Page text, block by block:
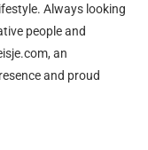
Always looking
people and
, an
and proud